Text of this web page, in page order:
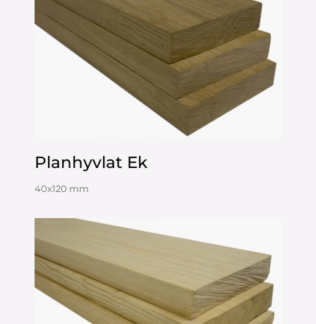
Planhyvlat Ek
40x120 mm